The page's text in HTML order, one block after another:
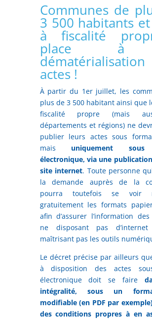
Communes de
3 500 habitants et
à fiscalité
place à
actes !
À partir du 1er juillet, les
plus de 3 500 habitant ainsi que
fiscalité propre (mais
départements et régions) ne
publier leurs actes sous
mais uniquement
électronique, via une
site internet. Toute personne
la demande auprès de la
pourra toutefois se voir
gratuitement les formats
afin d’assurer l’information des
ne disposant pas
maîtrisant pas les outils
Le décret précise par ailleurs
à disposition des actes
électronique doit se faire
intégralité, sous un
modifiable (en PDF par
des conditions propres à en